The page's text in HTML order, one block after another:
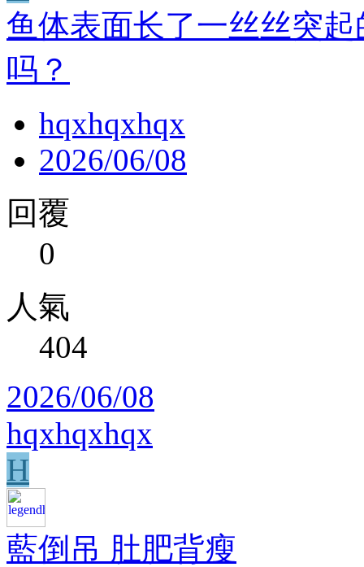
鱼体表面长了一丝丝突
吗？
hqxhqxhqx
2026/06/08
回覆
0
人氣
404
2026/06/08
hqxhqxhqx
H
藍倒吊 肚肥背瘦